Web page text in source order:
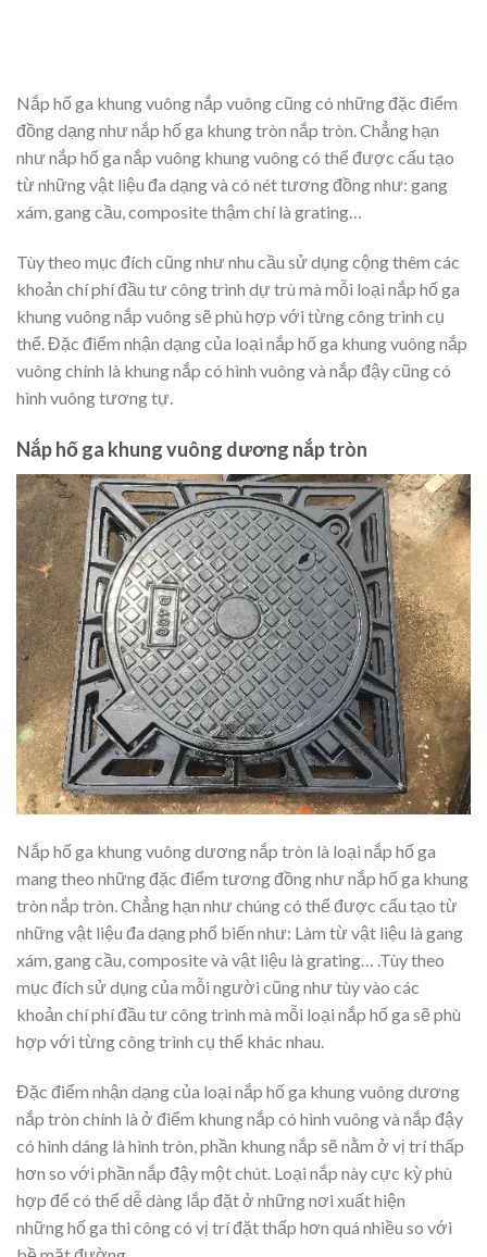
Nắp hố ga khung vuông nắp vuông cũng có những đặc điểm
đồng dạng như nắp hố ga khung tròn nắp tròn. Chẳng hạn
như nắp hố ga nắp vuông khung vuông có thể được cấu tạo
từ những vật liệu đa dạng và có nét tương đồng như: gang
xám, gang cầu, composite thậm chí là grating…
Tùy theo mục đích cũng như nhu cầu sử dụng cộng thêm các
khoản chí phí đầu tư công trình dự trù mà mỗi loại nắp hố ga
khung vuông nắp vuông sẽ phù hợp với từng công trình cụ
thể. Đặc điểm nhận dạng của loại nắp hố ga khung vuông nắp
vuông chính là khung nắp có hình vuông và nắp đậy cũng có
hình vuông tương tự.
Nắp hố ga khung vuông dương nắp tròn
Nắp hố ga khung vuông dương nắp tròn là loại nắp hố ga
mang theo những đặc điểm tương đồng như nắp hố ga khung
tròn nắp tròn. Chẳng hạn như chúng có thể được cấu tạo từ
những vật liệu đa dạng phổ biến như: Làm từ vật liệu là gang
xám, gang cầu, composite và vật liệu là grating… .Tùy theo
mục đích sử dụng của mỗi người cũng như tùy vào các
khoản chí phí đầu tư công trình mà mỗi loại nắp hố ga sẽ phù
hợp với từng công trình cụ thể khác nhau.
Đặc điểm nhận dạng của loại nắp hố ga khung vuông dương
nắp tròn chính là ở điểm khung nắp có hình vuông và nắp đậy
có hình dáng là hình tròn, phần khung nắp sẽ nằm ở vị trí thấp
hơn so với phần nắp đậy một chút. Loại nắp này cực kỳ phù
hợp để có thể dễ dàng lắp đặt ở những nơi xuất hiện
những hố ga thi công có vị trí đặt thấp hơn quá nhiều so với